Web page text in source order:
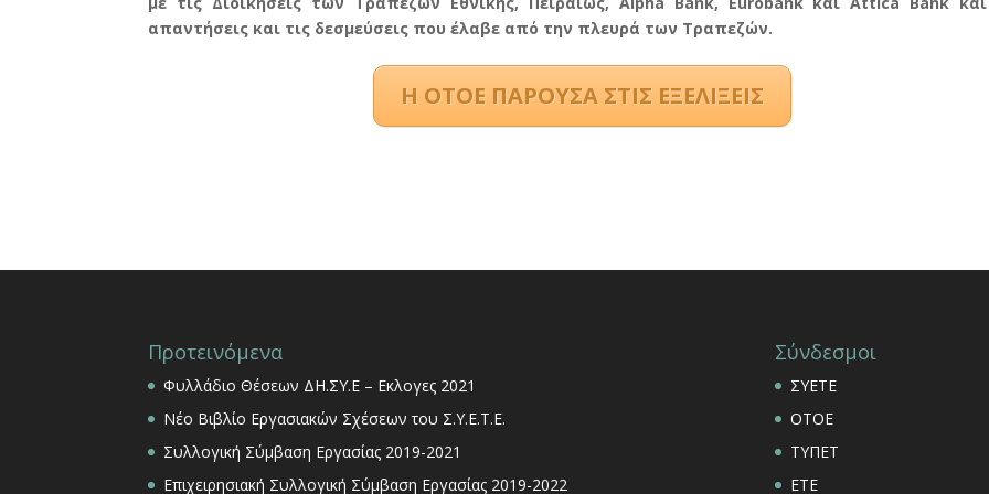
απαντήσεις και τις δεσμεύσεις που έλαβε από την πλευρά των Τραπεζών.
Η ΟΤΟΕ ΠΑΡΟΥΣΑ ΣΤΙΣ ΕΞΕΛΙΞΕΙΣ
Προτεινόμενα
Φυλλάδιο Θέσεων ΔΗ.ΣΥ.Ε – Εκλογες 2021
Νέο Βιβλίο Εργασιακών Σχέσεων του Σ.Υ.Ε.Τ.Ε.
Συλλογική Σύμβαση Εργασίας 2019-2021
Επιχειρησιακή Συλλογική Σύμβαση Εργασίας 2019-2022
Σύνδεσμοι
ΣΥΕΤΕ
ΟΤΟΕ
ΤΥΠΕΤ
ΕΤΕ